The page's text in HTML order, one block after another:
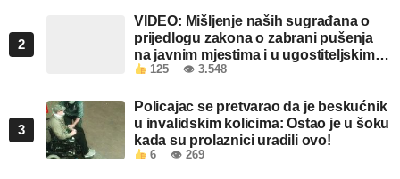
2
VIDEO: Mišljenje naših sugrađana o
prijedlogu zakona o zabrani pušenja
na javnim mjestima i u ugostiteljskim
objektima u FBiH
125 👁 3.548
3
Policajac se pretvarao da je beskućnik
u invalidskim kolicima: Ostao je u šoku
kada su prolaznici uradili ovo!
6 👁 269